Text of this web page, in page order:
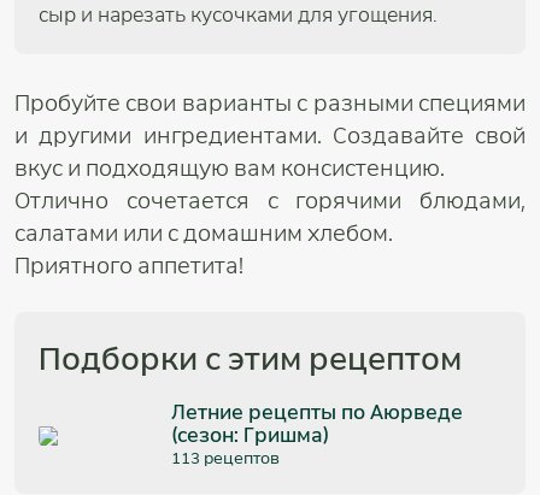
сыр и нарезать кусочками для угощения.
Пробуйте свои варианты с разными специями
и другими ингредиентами. Создавайте свой
вкус и подходящую вам консистенцию.
Отлично сочетается с горячими блюдами,
салатами или с домашним хлебом.
Приятного аппетита!
Подборки с этим рецептом
Летние рецепты по Аюрведе
(сезон: Гришма)
113 рецептов